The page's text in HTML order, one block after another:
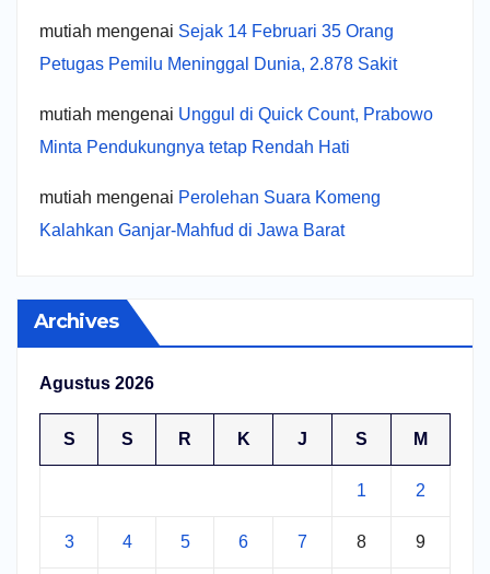
mutiah mengenai Sejak 14 Februari 35 Orang
Petugas Pemilu Meninggal Dunia, 2.878 Sakit
mutiah mengenai Unggul di Quick Count, Prabowo
Minta Pendukungnya tetap Rendah Hati
mutiah mengenai Perolehan Suara Komeng
Kalahkan Ganjar-Mahfud di Jawa Barat
Archives
Agustus 2026
S S R K J S M
1 2
3 4 5 6 7 8 9